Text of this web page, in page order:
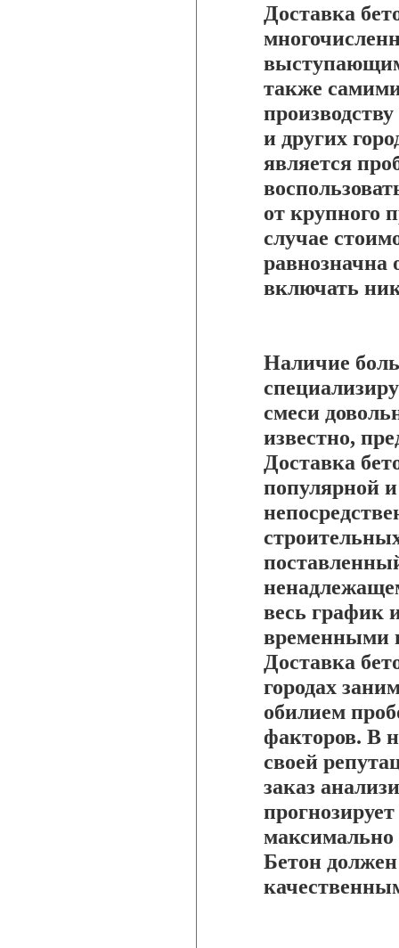
Доставка
также
и других
является
от крупного
случае
равнозначна
включать
Наличие
смеси
известно,
Доставка
популярной
весь график
временными
Доставка
городах
обилием
факторов. В
своей
заказ
максимально
Бетон